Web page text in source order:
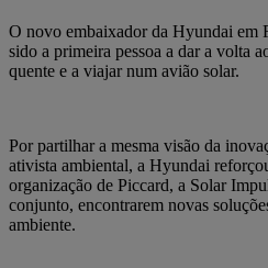
O novo embaixador da Hyundai em
sido a primeira pessoa a dar a volta
quente e a viajar num avião solar.
Por partilhar a mesma visão da
ativista ambiental, a Hyundai
organização de Piccard, a Solar
conjunto, encontrarem novas
ambiente.